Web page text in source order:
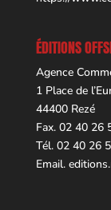
ÉDITIONS
Agence
1 Place de
44400 Rezé
Fax. 02 40 26
Tél. 02 40 26
Email.